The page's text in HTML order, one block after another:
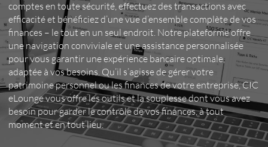
comptes en toute sécurité, effectuez des transactions avec
efficacité et bénéficiez d’une vue d’ensemble complète de vos
finances – le tout en un seul endroit. Notre plateforme offre
une navigation conviviale et une assistance personnalisée
pour vous garantir une expérience bancaire optimale,
adaptée à vos besoins. Qu’il s’agisse de gérer votre
patrimoine personnel ou les finances de votre entreprise, CIC
eLounge vous offre les outils et la souplesse dont vous avez
besoin pour garder le contrôle de vos finances, à tout
moment et en tout lieu.